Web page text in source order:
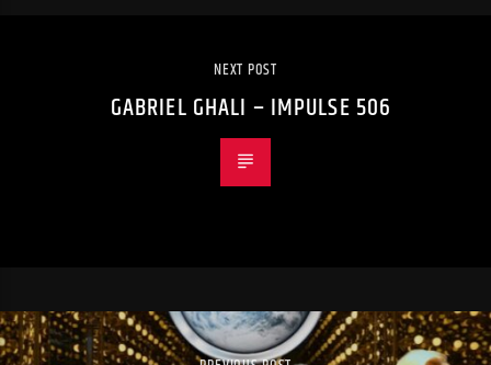
NEXT POST
GABRIEL GHALI – IMPULSE 506